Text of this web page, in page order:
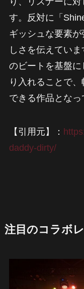
す。反対に「
ギッシュな要素
しさを伝えてい
のビートを基盤
り入れることで
できる作品となっ
【引用元】：
daddy-dirty/
注目のコラボ